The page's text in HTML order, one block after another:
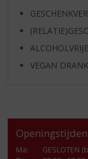
VEGAN
Openingstijden
Ma:
GESLOTEN